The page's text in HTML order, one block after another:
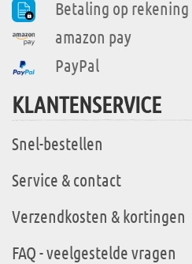
Betaling op rekening
amazon pay
PayPal
KLANTENSERVICE
Snel-bestellen
Service & contact
Verzendkosten & kortingen
FAQ - veelgestelde vragen